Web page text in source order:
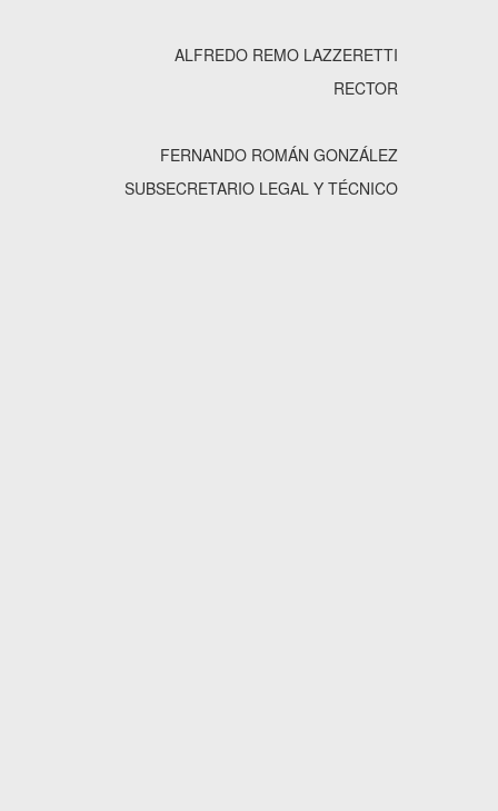
ALFREDO REMO LAZZERETTI
RECTOR
FERNANDO ROMÁN GONZÁLEZ
SUBSECRETARIO LEGAL Y TÉCNICO